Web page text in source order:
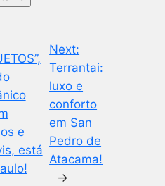
e
está
Next:
Terrantai:
luxo e
conforto
em San
Pedro de
Atacama!
→